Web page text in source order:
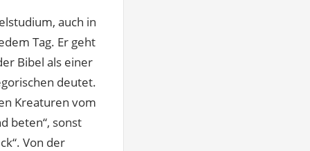
auch in
Tag. Er geht
Bibel als einer
deutet.
Kreaturen vom
beten“, sonst
Von der